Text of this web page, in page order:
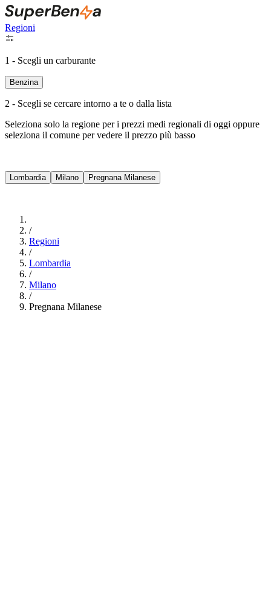
Regioni
1 - Scegli un carburante
Benzina
2 - Scegli se cercare intorno a te o dalla lista
Seleziona solo la regione per i prezzi medi regionali di oggi oppure
seleziona il comune per vedere il prezzo più basso
Lombardia Milano Pregnana Milanese
/
Regioni
/
Lombardia
/
Milano
/
Pregnana Milanese